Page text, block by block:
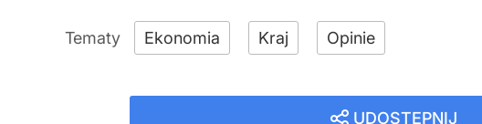
Ekonomia Kraj Opinie
UDOSTĘPNIJ